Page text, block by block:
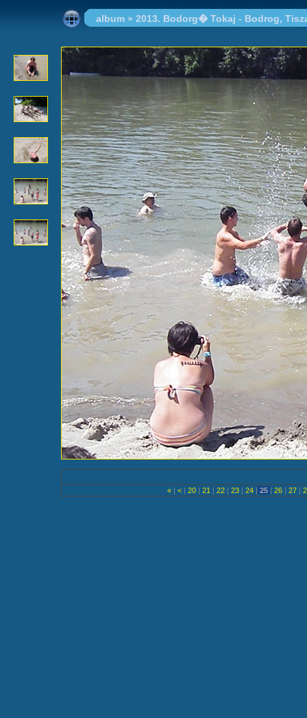
album » 2013. Bodorg� Tokaj - Bodrog,
« | < | 20 | 21 | 22 | 23 | 24 | 25 | 26 | 27 |